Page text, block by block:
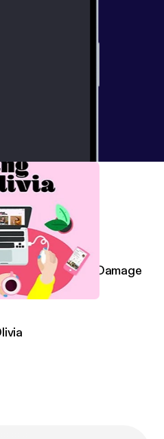
Image, The Damage
Yourself